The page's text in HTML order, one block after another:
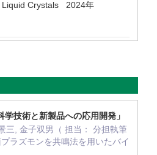
Liquid Crystals 2024年
学技術と新製品への応用開発」
三, 金子双男（ 担当： 分担執筆
ラズモンを共鳴法を用いたバイ